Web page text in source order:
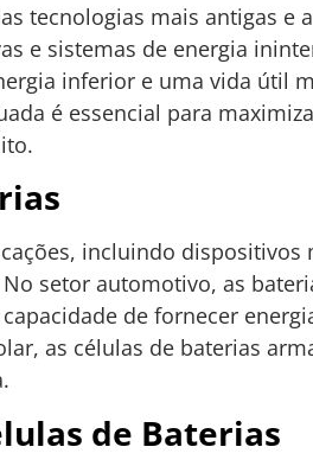
tecnologias mais antigas e
e sistemas de energia
inferior e uma vida útil
é essencial para
incluindo
setor automotivo, as
de fornecer
as células de baterias
de Baterias